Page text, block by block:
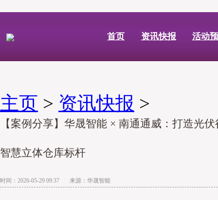
首页 资讯快报 活动
主页 > 资讯快报 >
【案例分享】华晟智能 × 南通通威：打造光
智慧立体仓库标杆
时间：2026-05-29 09:37 来源：华晟智能